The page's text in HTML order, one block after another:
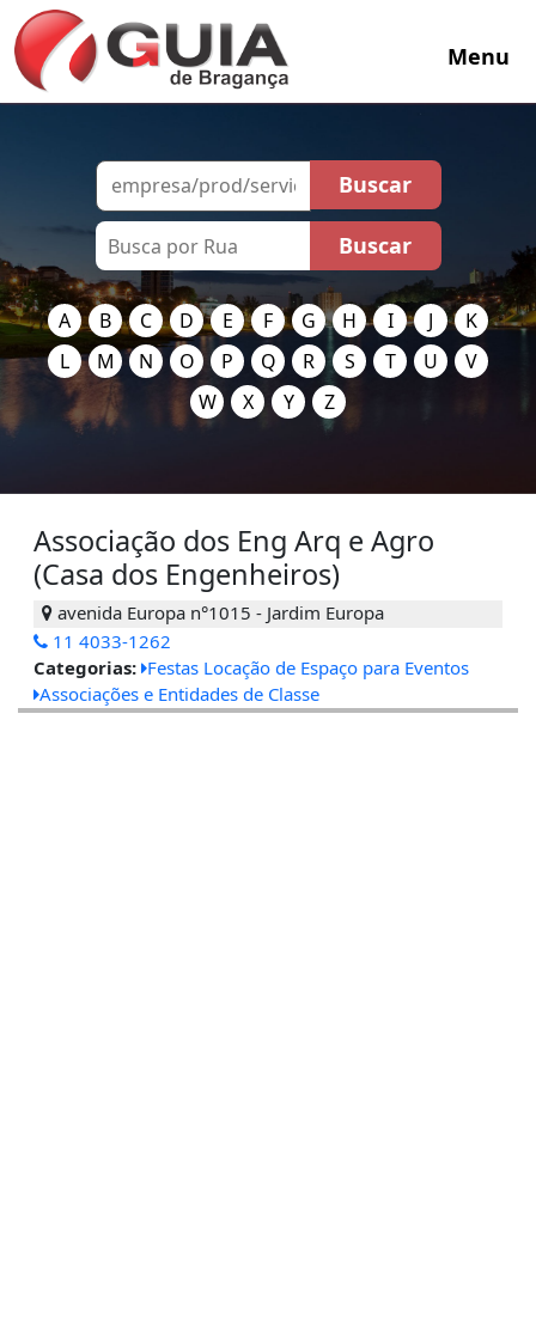
Menu
A B C D E F G H I J
K
L
M N O P Q R S T U
V
W
X Y Z
Associação dos Eng Arq e Agro
(Casa dos Engenheiros)
avenida Europa n°1015 - Jardim Europa
11 4033-1262
Categorias: Festas Locação de Espaço para Eventos
Associações e Entidades de Classe